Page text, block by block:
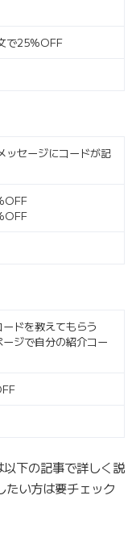
で25%OFF
ッセージにコードが記
ドを教えてもらう
ージで自分の紹介コー
下の記事で詳しく説
たい方は要チェック